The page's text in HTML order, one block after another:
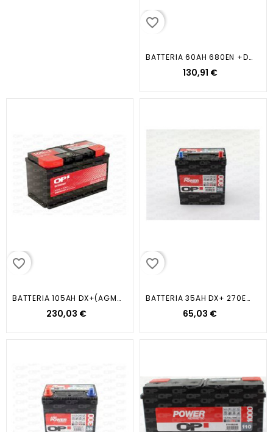
favorite_border
BATTERIA 60AH 680EN +DX...
130,91 €
favorite_border
BATTERIA 105AH DX+(AGM)950EN...
230,03 €
favorite_border
BATTERIA 35AH DX+ 270EN 196X128X223
65,03 €